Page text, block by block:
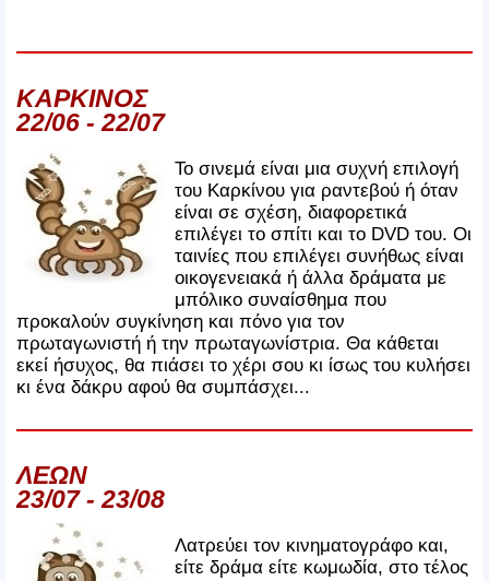
ΚΑΡΚΙΝΟΣ
22/06 - 22/07
Το σινεμά είναι μια συχνή επιλογή
του Καρκίνου για ραντεβού ή όταν
είναι σε σχέση, διαφορετικά
επιλέγει το σπίτι και το DVD του. Οι
ταινίες που επιλέγει συνήθως είναι
οικογενειακά ή άλλα δράματα με
μπόλικο συναίσθημα που
προκαλούν συγκίνηση και πόνο για τον
πρωταγωνιστή ή την πρωταγωνίστρια. Θα κάθεται
εκεί ήσυχος, θα πιάσει το χέρι σου κι ίσως του κυλήσει
κι ένα δάκρυ αφού θα συμπάσχει...
ΛΕΩΝ
23/07 - 23/08
Λατρεύει τον κινηματογράφο και,
είτε δράμα είτε κωμωδία, στο τέλος